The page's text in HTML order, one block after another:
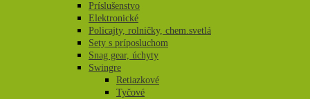
Príslušenstvo
Elektronické
Policajty, rolničky, chem.svetlá
Sety s príposluchom
Snag gear, úchyty
Swingre
Retiazkové
Tyčové